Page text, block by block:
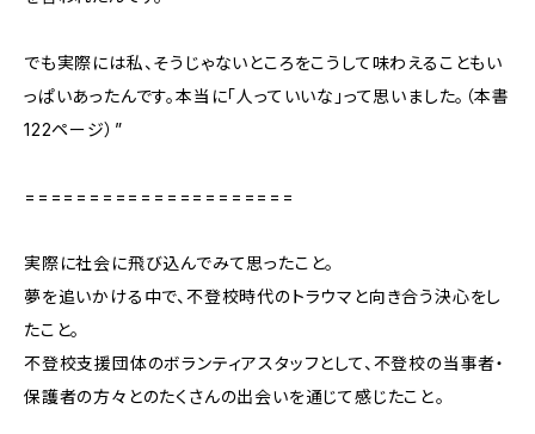
でも実際には私、そうじゃないところをこうして味わえることもい
っぱいあったんです。本当に「人っていいな」って思いました。（本書
122ページ）”
=====================
実際に社会に飛び込んでみて思ったこと。
夢を追いかける中で、不登校時代のトラウマと向き合う決心をし
たこと。
不登校支援団体のボランティアスタッフとして、不登校の当事者・
保護者の方々とのたくさんの出会いを通じて感じたこと――。